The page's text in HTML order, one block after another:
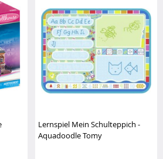
Lernspiel Mein Schulteppich -
Aquadoodle Tomy